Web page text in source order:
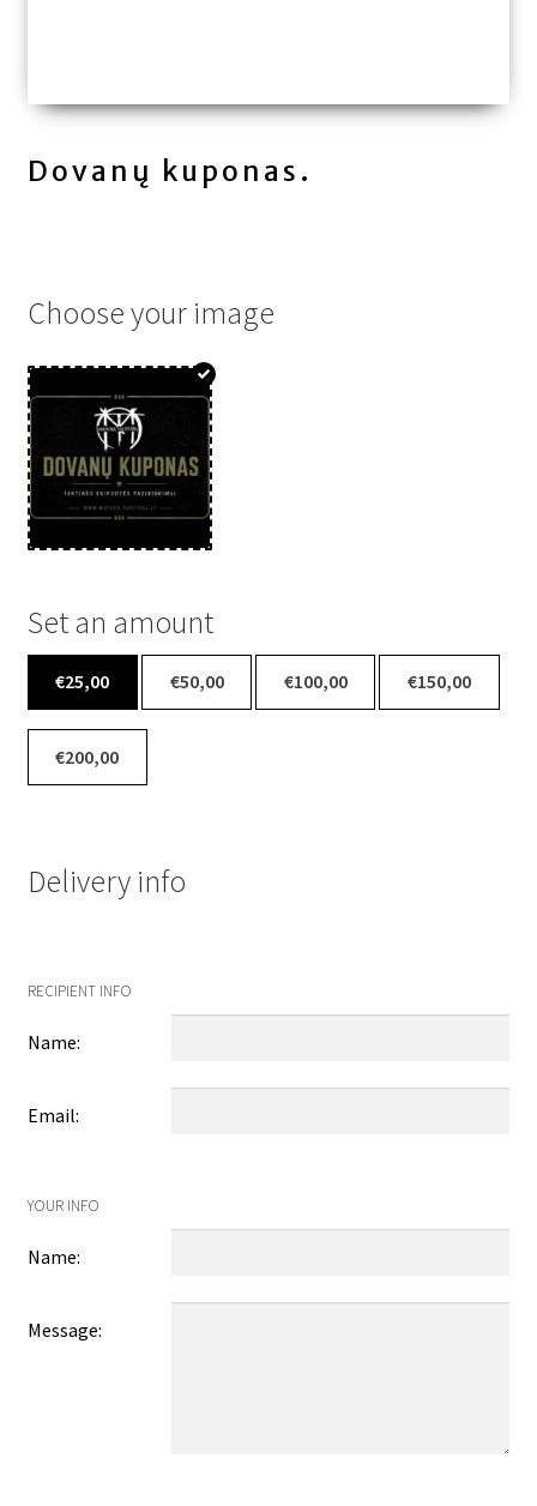
Dovanų kuponas.
Choose your image
Set an amount
€25,00 €50,00 €100,00 €150,00
€200,00
Delivery info
RECIPIENT INFO
Name:
Email:
YOUR INFO
Name:
Message: